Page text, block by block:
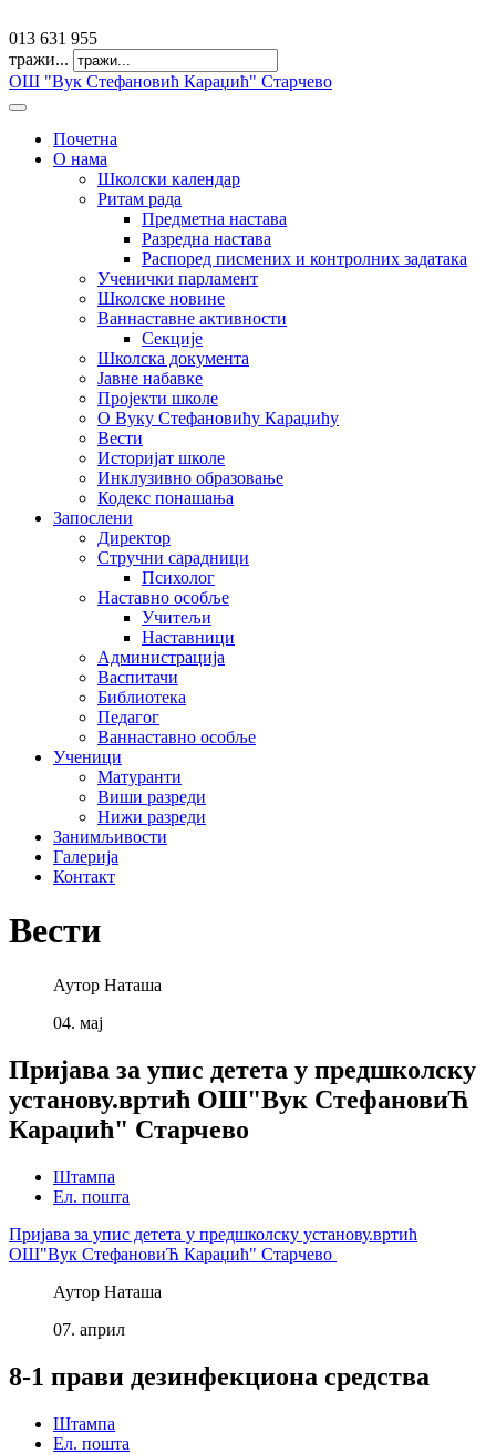
013 631 955
тражи...
ОШ "Вук Стефановић Караџић" Старчево
Почетна
О нама
Школски календар
Ритам рада
Предметна настава
Разредна настава
Распоред писмених и контролних задатака
Ученички парламент
Школске новине
Ваннаставне активности
Секције
Школска документа
Јавне набавке
Пројекти школе
О Вуку Стефановићу Караџићу
Вести
Историјат школе
Инклузивно образовање
Кодекс понашања
Запослени
Директор
Стручни сарадници
Психолог
Наставно особље
Учитељи
Наставници
Администрација
Васпитачи
Библиотека
Педагог
Ваннаставно особље
Ученици
Матуранти
Виши разреди
Нижи разреди
Занимљивости
Галерија
Контакт
Вести
Аутор Наташа
04. мај
Пријава за упис детета у предшколску
установу.вртић ОШ"Вук СтефановиЋ
Караџић" Старчево
Штампа
Ел. пошта
Пријава за упис детета у предшколску установу.вртић
ОШ"Вук СтефановиЋ Караџић" Старчево
Аутор Наташа
07. април
8-1 прави дезинфекциона средства
Штампа
Ел. пошта